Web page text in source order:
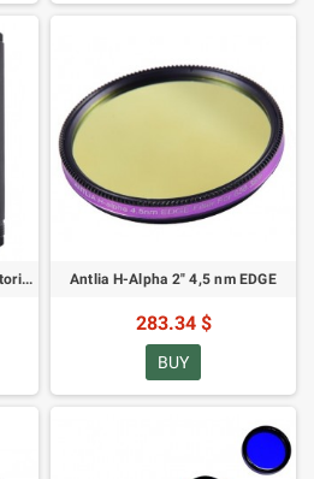
Askar 0,76x pilno kadro reduktorius Askar 80 PHQ Antlia H-Alpha 2" 4,5 nm EDGE
283.34 $
BUY